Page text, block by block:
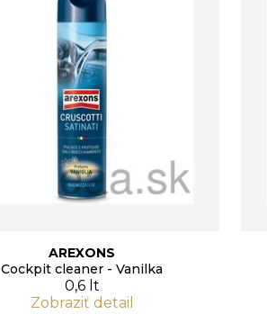
AREXONS
Cockpit cleaner - Vanilka
0,6 lt
Zobraziť detail